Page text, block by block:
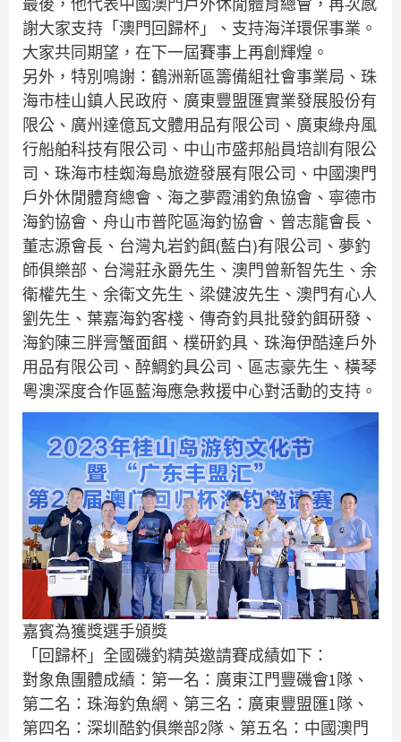
謝大家支持「澳門回歸杯」、支持海洋環保事業。
大家共同期望，在下一屆賽事上再創輝煌。
另外，特別鳴謝：鶴洲新區籌備組社會事業局、珠
海市桂山鎮人民政府、廣東豐盟匯實業發展股份有
限公、廣州達億瓦文體用品有限公司、廣東綠舟風
行船舶科技有限公司、中山市盛邦船員培訓有限公
司、珠海市桂蜘海島旅遊發展有限公司、中國澳門
戶外休閒體育總會、海之夢霞浦釣魚協會、寧德市
海釣協會、舟山市普陀區海釣協會、曾志龍會長、
董志源會長、台灣丸岩釣餌(藍白)有限公司、夢釣
師俱樂部、台灣莊永爵先生、澳門曾新智先生、余
衛權先生、余衛文先生、梁健波先生、澳門有心人
劉先生、葉嘉海釣客棧、傳奇釣具批發釣餌研發、
海釣陳三胖膏蟹面餌、樸研釣具、珠海伊酷達戶外
用品有限公司、醉鯛釣具公司、區志豪先生、橫琴
粵澳深度合作區藍海應急救援中心對活動的支持。
嘉賓為獲獎選手頒獎
「回歸杯」全國磯釣精英邀請賽成績如下：
對象魚團體成績：第一名：廣東江門豐磯會1隊、
第二名：珠海釣魚網、第三名：廣東豐盟匯1隊、
第四名：深圳酷釣俱樂部2隊、第五名：中國澳門